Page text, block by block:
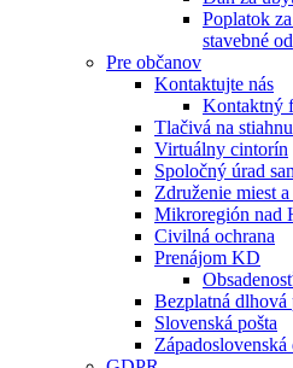
Poplatok
stavebné
Pre občanov
Kontaktujte nás
Kontaktný
Tlačivá na
Virtuálny cintorín
Spoločný úrad
Združenie miest
Mikroregión nad
Civilná ochrana
Prenájom KD
Bezplatná dlhová
Slovenská pošta
Západoslovenská